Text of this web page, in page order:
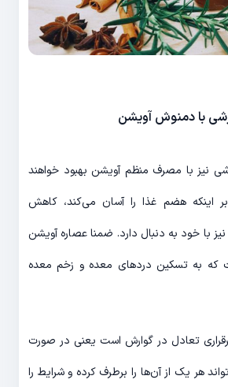
با دمنوش آویشن
نیز با مصرف منظم آویشن بهبود خواهند
اینکه هضم غذا را آسان می‌کند، کاهش
با خود به دنبال دارد. ضمنا عصاره آویشن
که به تسکین دردهای معده و زخم معده
تعادل در گوارش است یعنی در صورت
هر یک از آن‌ها را برطرف کرده و شرایط را